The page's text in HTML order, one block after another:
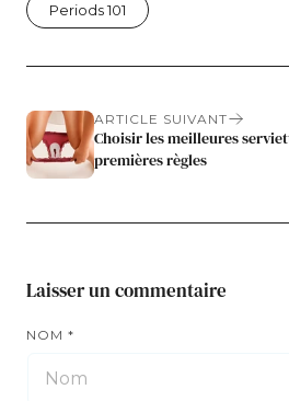
Facebook
X Pinterest
Periods 101
ARTICLE SUIVANT
Choisir les meilleures
premières règles
Laisser un commentaire
NOM *